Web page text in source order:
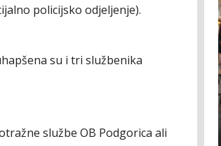
policijsko odjeljenje).
su i tri službenika
službe OB Podgorica ali